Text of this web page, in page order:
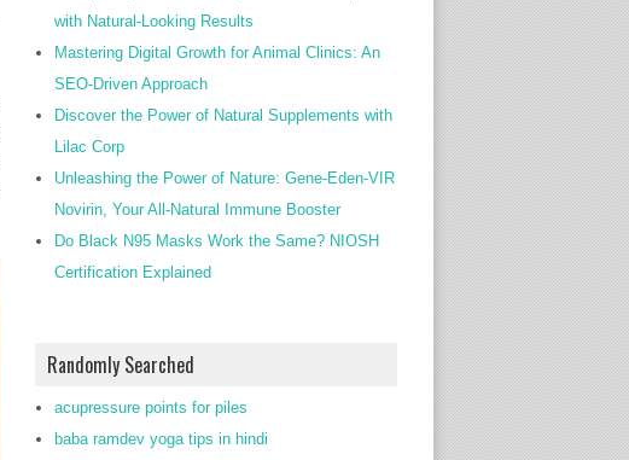
with Natural-Looking Results
Mastering Digital Growth for Animal Clinics: An
SEO-Driven Approach
Discover the Power of Natural Supplements with
Lilac Corp
Unleashing the Power of Nature: Gene-Eden-VIR
Novirin, Your All-Natural Immune Booster
Do Black N95 Masks Work the Same? NIOSH
Certification Explained
Randomly Searched
acupressure points for piles
baba ramdev yoga tips in hindi